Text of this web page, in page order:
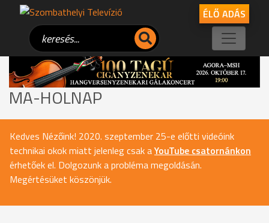
ÉLŐ ADÁS
MA-HOLNAP
Kedves Nézőink! 2020. szeptember 25-e előtti videóink
technikai okok miatt jelenleg csak aYouTube csatornánkon
érhetőek el. Dolgozunk a probléma megoldásán.
Megértésüket köszönjük.